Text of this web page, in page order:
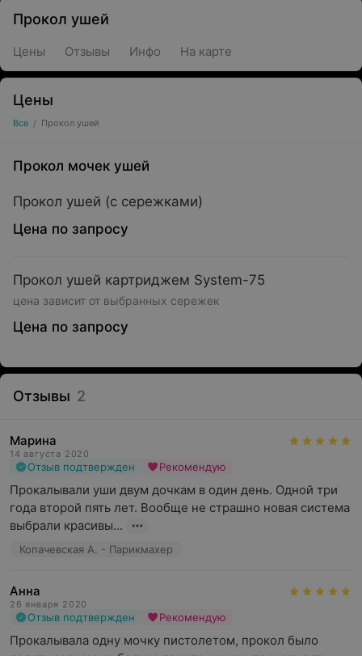
Прокол ушей
Цены Отзывы Инфо На карте
Цены
Все / Прокол ушей
Прокол мочек ушей
Прокол ушей (с сережками)
Цена по запросу
Прокол ушей картриджем System-75
цена зависит от выбранных сережек
Цена по запросу
Отзывы 2
Марина
14 августа 2020
Отзыв подтвержден Рекомендую
Прокалывали уши двум дочкам в один день. Одной три
года второй пять лет. Вообще не страшно новая система
выбрали красивы...
Копачевская А. - Парикмахер
Анна
26 января 2020
Отзыв подтвержден Рекомендую
Прокалывала одну мочку пистолетом, прокол было